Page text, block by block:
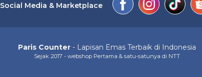
Social Media & Marketplace
Paris Counter - Lapisan Emas Terbaik di Indonesia
Sejak 2017 - webshop Pertama & satu-satunya di NTT